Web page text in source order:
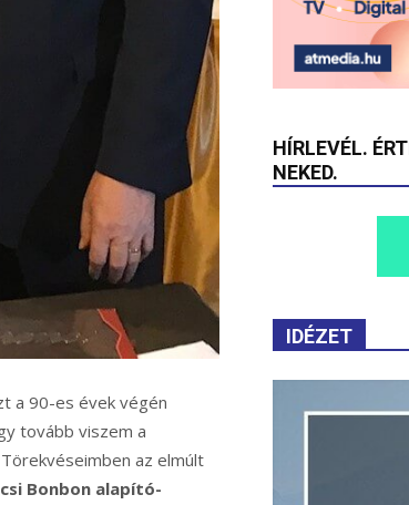
a 90-es évek végén
tovább viszem a
az elmúlt
Bonbon alapító-
HÍRLEVÉL.
NEKED.
IDÉZET